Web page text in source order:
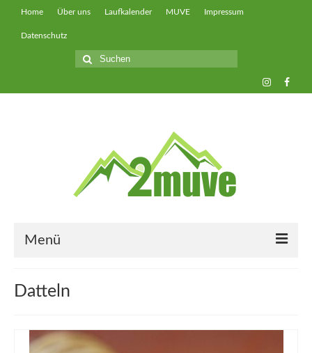
Home Über uns Laufkalender MUVE Impressum
Datenschutz
Suche
nach:
Menü
muveAWAY
Datteln